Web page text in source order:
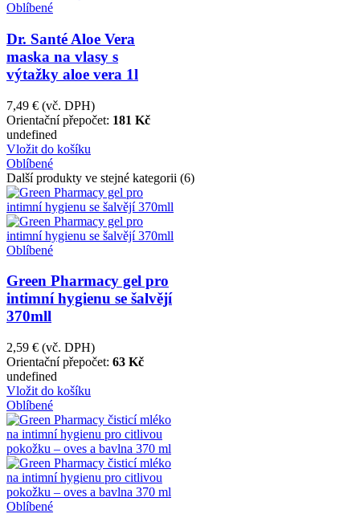
Oblíbené
Dr. Santé Aloe Vera
maska na vlasy s
výtažky aloe vera 1l
7,49 € (vč. DPH)
Orientační přepočet: 181 Kč
undefined
Vložit do košíku
Oblíbené
Další produkty ve stejné kategorii (6)
Oblíbené
Green Pharmacy gel pro
intimní hygienu se šalvějí
370mll
2,59 € (vč. DPH)
Orientační přepočet: 63 Kč
undefined
Vložit do košíku
Oblíbené
Oblíbené